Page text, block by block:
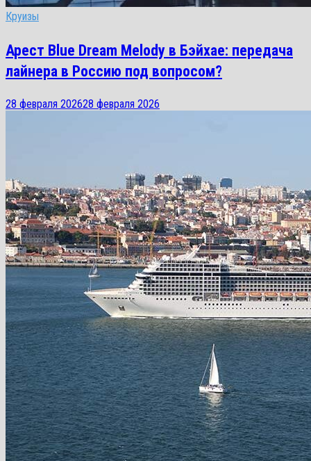
Круизы
Арест Blue Dream Melody в Бэйхае: передача
лайнера в Россию под вопросом?
28 февраля 202628 февраля 2026